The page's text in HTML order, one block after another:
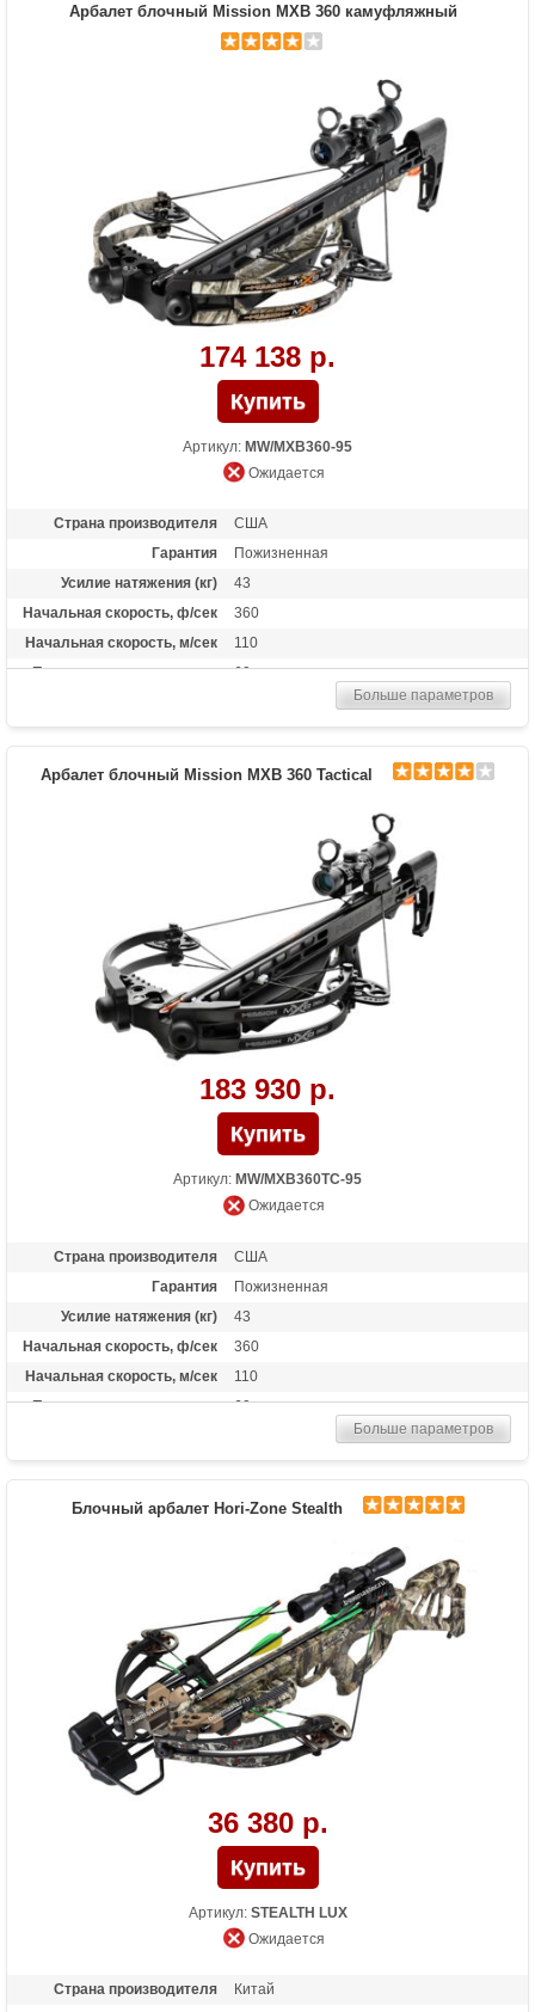
88
Развлечение, охота
Цевье с покрытием Soft-touch
Арбалет блочный Mission MXB 360 камуфляжный
174 138 р.
Артикул: MW/MXB360-95
Ожидается
Страна производителя
США
Гарантия
Пожизненная
Усилие натяжения (кг)
43
Начальная скорость, ф/сек
360
Начальная скорость, м/сек
110
Прицельная дальность, м
60
14 дюймов (35,6 см)
Размах плечей (см)
49.5
Ручной натяжитель, чехол Mission
Тактический приклад
Больше параметров
Арбалет блочный Mission MXB 360 Tactical
183 930 р.
Артикул: MW/MXB360TC-95
Ожидается
Страна производителя
США
Гарантия
Пожизненная
Усилие натяжения (кг)
43
Начальная скорость, ф/сек
360
Начальная скорость, м/сек
110
Прицельная дальность, м
60
10 дюймов (35,6 см)
Размах плечей (см)
49.5
Ручной натяжитель, чехол Mission
Охота
Особенности
Тактический приклад
Больше параметров
Блочный арбалет Hori-Zone Stealth
36 380 р.
Артикул: STEALTH LUX
Ожидается
Страна производителя
Китай